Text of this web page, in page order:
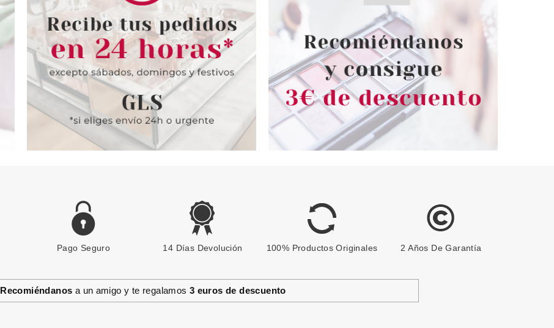
Pago Seguro 14 Días Devolución 100% Productos Originales 2 Años De Garantía
Recomiéndanos a un amigo y te regalamos 3 euros de descuento